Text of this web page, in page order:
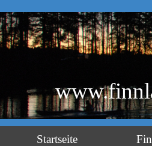
Startseite